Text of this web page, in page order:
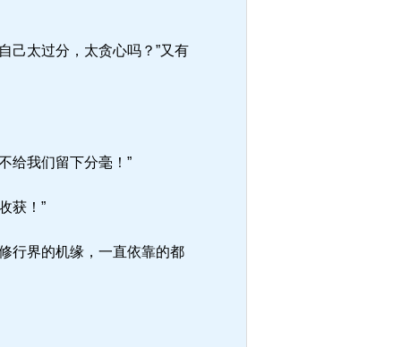
己太过分，太贪心吗？”又有
给我们留下分毫！”
获！”
行界的机缘，一直依靠的都